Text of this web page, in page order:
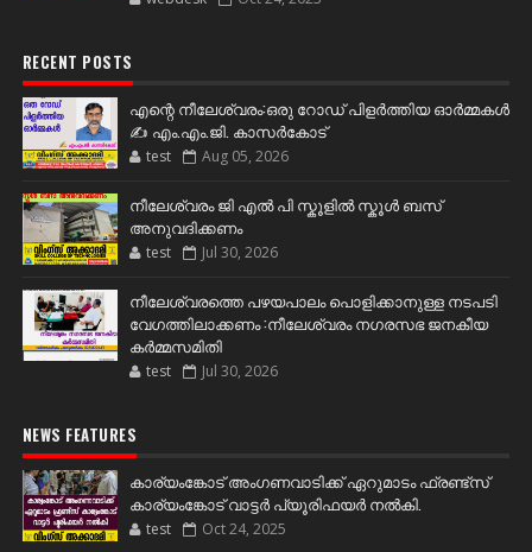
RECENT POSTS
എന്റെ നീലേശ്വരം:ഒരു റോഡ് പിളർത്തിയ ഓർമ്മകൾ
✍️ എം.എം.ജി. കാസർകോട്
test Aug 05, 2026
നീലേശ്വരം ജി എൽ പി സ്കൂളിൽ സ്കൂൾ ബസ്
അനുവദിക്കണം
test Jul 30, 2026
നീലേശ്വരത്തെ പഴയപാലം പൊളിക്കാനുള്ള നടപടി
വേഗത്തിലാക്കണം :നീലേശ്വരം നഗരസഭ ജനകീയ
കർമ്മസമിതി
test Jul 30, 2026
NEWS FEATURES
കാര്യംങ്കോട് അംഗണവാടിക്ക് ഏറുമാടം ഫ്രണ്ട്സ്
കാര്യംങ്കോട് വാട്ടർ പ്യൂരിഫയർ നൽകി.
test Oct 24, 2025